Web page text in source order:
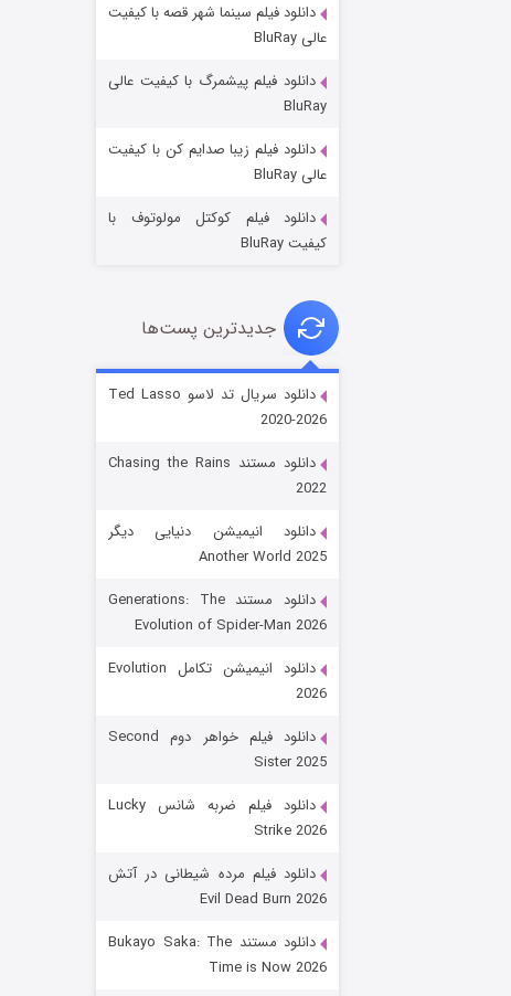
جادوگری در مغولستان
قسمت
رویایی برای تو
قسمت
دانلود فیلم سینما شهر قصه با کیفیت
عالی BluRay
دانلود فیلم پیشمرگ با کیفیت عالی
BluRay
دانلود فیلم زیبا صدایم کن با کیفیت
عالی BluRay
دانلود فیلم کوکتل مولوتوف با
کیفیت BluRay
جدیدترین پست‌ها
دانلود سریال تد لاسو Ted Lasso
2020-2026
دانلود مستند Chasing the Rains
2022
دانلود انیمیشن دنیایی دیگر
Another World 2025
دانلود مستند Generations: The
Evolution of Spider-Man 2026
دانلود انیمیشن تکامل Evolution
2026
دانلود فیلم خواهر دوم Second
Sister 2025
دانلود فیلم ضربه شانس Lucky
Strike 2026
دانلود فیلم مرده شیطانی در آتش
Evil Dead Burn 2026
دانلود مستند Bukayo Saka: The
Time is Now 2026